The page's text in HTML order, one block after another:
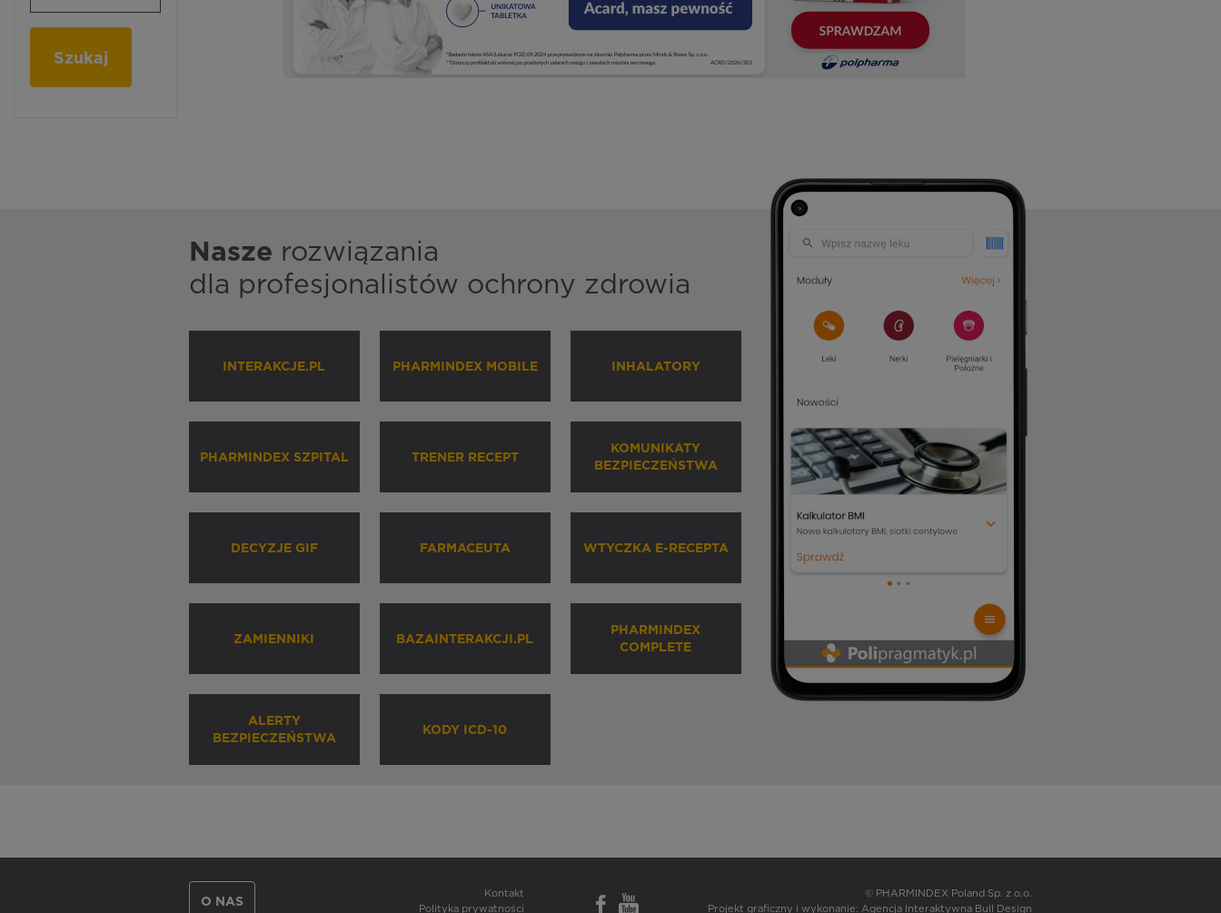
Szukaj
Nasze rozwiązania
dla profesjonalistów ochrony zdrowia
INTERAKCJE.PL PHARMINDEX MOBILE INHALATORY
PHARMINDEX SZPITAL TRENER RECEPT
KOMUNIKATY
BEZPIECZEŃSTWA
DECYZJE GIF FARMACEUTA WTYCZKA E-RECEPTA
ZAMIENNIKI BAZAINTERAKCJI.PL
PHARMINDEX
COMPLETE
ALERTY
BEZPIECZEŃSTWA
KODY ICD-10
O NAS
Kontakt
Polityka prywatności
© PHARMINDEX Poland Sp. z o.o.
Projekt graficzny i wykonanie: Agencja Interaktywna Bull Design